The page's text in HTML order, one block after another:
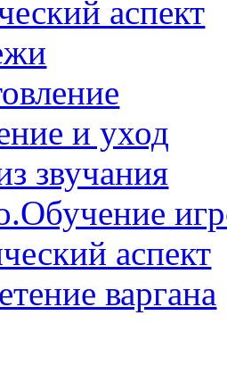
аспект
и уход
звучания
аспект
варгана